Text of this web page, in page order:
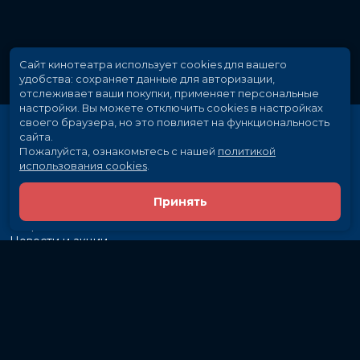
Скоро в кино
Новости и акции
Сайт кинотеатра использует cookies для вашего
удобства: сохраняет данные для авторизации,
отслеживает ваши покупки, применяет персональные
настройки. Вы можете отключить cookies в настройках
своего браузера, но это повлияет на функциональность
сайта.
Пожалуйста, ознакомьтесь с нашей политикой
использования cookies
Принять